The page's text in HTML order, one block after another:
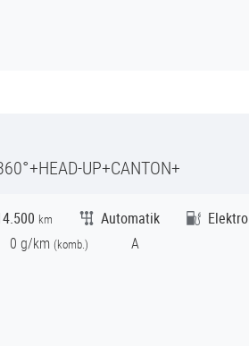
UP+CANTON+
km Automatik
Elektro
0 g/km (komb.) A